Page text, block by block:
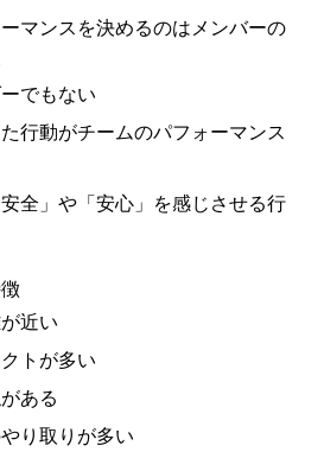
マンスを決めるのはメンバーの
でもない
行動がチームのパフォーマンス
全」や「安心」を感じさせる行
近い
トが多い
ある
り取りが多い